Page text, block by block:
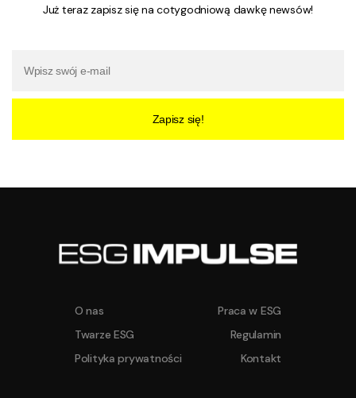
Już teraz zapisz się na cotygodniową dawkę newsów!
Zapisz się!
O nas
Praca w ESG
Twarze ESG
Regulamin
Polityka prywatności
Kontakt